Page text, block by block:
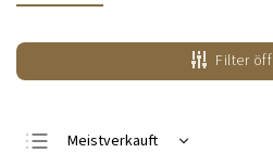
Filter
Meistverkauft